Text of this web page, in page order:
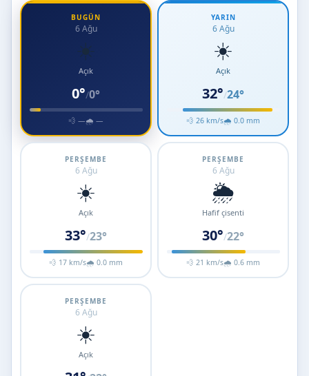
BUGÜN
6 Ağu
☀️
Açık
0°/0°
💨 —🌧 —
YARIN
6 Ağu
☀️
Açık
32°/24°
💨 26 km/s🌧 0.0 mm
PERŞEMBE
6 Ağu
☀️
Açık
33°/23°
💨 17 km/s🌧 0.0 mm
PERŞEMBE
6 Ağu
🌦️
Hafif çisenti
30°/22°
💨 21 km/s🌧 0.6 mm
PERŞEMBE
6 Ağu
☀️
Açık